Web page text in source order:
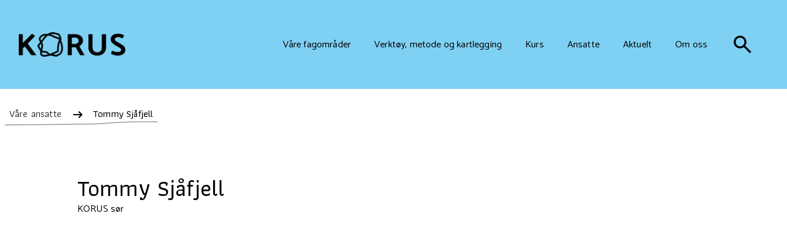
Våre fagområder Verktøy, metode og kartlegging Kurs Ansatte Aktuelt Om oss
Våre ansatte Tommy Sjåfjell
Tommy Sjåfjell
KORUS sør